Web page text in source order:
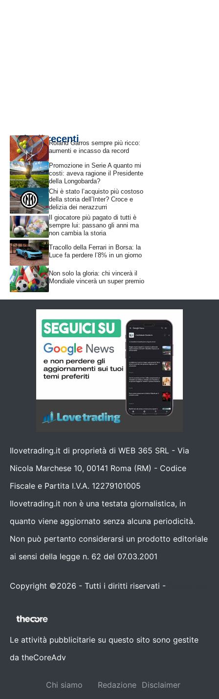
Articoli recentiRoland Garros sempre più ricco:
aumenti e incasso da record
Promozione in Serie A quanto mi
costi: aveva ragione il Presidente
della Longobarda?
Chi è stato l’acquisto più costoso
della storia dell’Inter? Croce e
delizia dei nerazzurri
Il giocatore più pagato di tutti è
sempre lui: passano gli anni ma
non cambia la storia
Tracollo della Ferrari in Borsa: la
Luce fa perdere l’8% in un giorno
Non solo la gloria: chi vincerà il
Mondiale vincerà un super premio
Ilovetrading.it di proprietà di WEB 365 SRL - Via
Nicola Marchese 10, 00141 Roma (RM) - Codice
Fiscale e Partita I.V.A. 12279101005
Ilovetrading.it non è una testata giornalistica, in
quanto viene aggiornato senza alcuna periodicità.
Non può pertanto considerarsi un prodotto editoriale
ai sensi della legge n. 62 del 07.03.2001
Copyright ©2026 - Tutti i diritti riservati -
Le attività pubblicitarie su questo sito sono gestite
da theCoreAdv
Chi siamo Redazione Disclaimer